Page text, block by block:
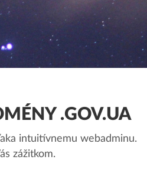
.GOV.UA
intuitívnemu webadminu.
zážitkom.